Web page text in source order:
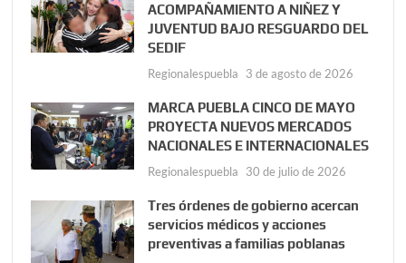
ACOMPAÑAMIENTO A NIÑEZ Y
JUVENTUD BAJO RESGUARDO DEL
SEDIF
Regionalespuebla 3 de agosto de 2026
MARCA PUEBLA CINCO DE MAYO
PROYECTA NUEVOS MERCADOS
NACIONALES E INTERNACIONALES
Regionalespuebla 30 de julio de 2026
Tres órdenes de gobierno acercan
servicios médicos y acciones
preventivas a familias poblanas